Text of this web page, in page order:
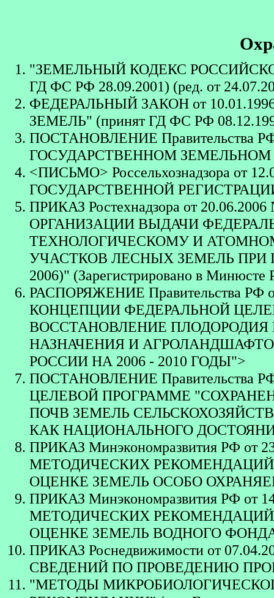
"ЗЕМЕЛЬНЫЙ КОДЕКС РОССИЙСКОЙ
ГД ФС РФ 28.09.2001) (ред. от
ФЕДЕРАЛЬНЫЙ ЗАКОН от
ЗЕМЕЛЬ" (принят ГД ФС РФ
ПОСТАНОВЛЕНИЕ Правительства РФ
ГОСУДАРСТВЕННОМ ЗЕМЕЛЬНОМ
<ПИСЬМО> Россельхознадзора от
ГОСУДАРСТВЕННОЙ
ПРИКАЗ Ростехнадзора от
ОРГАНИЗАЦИИ ВЫДАЧИ
ТЕХНОЛОГИЧЕСКОМУ И
УЧАСТКОВ ЛЕСНЫХ ЗЕМЕЛЬ ПРИ
2006)" (Зарегистрировано в Минюсте
РАСПОРЯЖЕНИЕ Правительства РФ
КОНЦЕПЦИИ ФЕДЕРАЛЬНОЙ
ВОССТАНОВЛЕНИЕ ПЛОДОРОДИЯ
НАЗНАЧЕНИЯ И
РОССИИ НА 2006 - 2010 ГОДЫ">
ПОСТАНОВЛЕНИЕ Правительства
ЦЕЛЕВОЙ ПРОГРАММЕ
ПОЧВ ЗЕМЕЛЬ
КАК НАЦИОНАЛЬНОГО
ПРИКАЗ Минэкономразвития РФ от
МЕТОДИЧЕСКИХ
ОЦЕНКЕ ЗЕМЕЛЬ ОСОБО
ПРИКАЗ Минэкономразвития РФ
МЕТОДИЧЕСКИХ
ОЦЕНКЕ ЗЕМЕЛЬ ВОДНОГО
ПРИКАЗ Роснедвижимости от
СВЕДЕНИЙ ПО ПРОВЕДЕНИЮ
"МЕТОДЫ